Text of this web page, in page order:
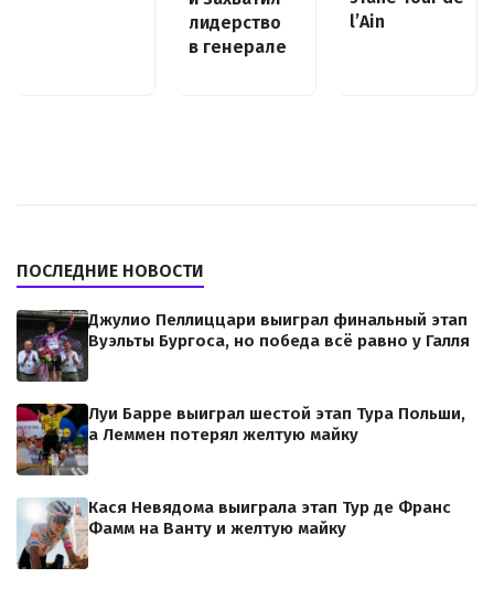
лидерство
в генерале
l’Ain
ПОСЛЕДНИЕ НОВОСТИ
Джулио Пеллиццари выиграл финальный этап
Вуэльты Бургоса, но победа всё равно у Галля
Луи Барре выиграл шестой этап Тура Польши,
а Леммен потерял желтую майку
Кася Невядома выиграла этап Тур де Франс
Фамм на Ванту и желтую майку